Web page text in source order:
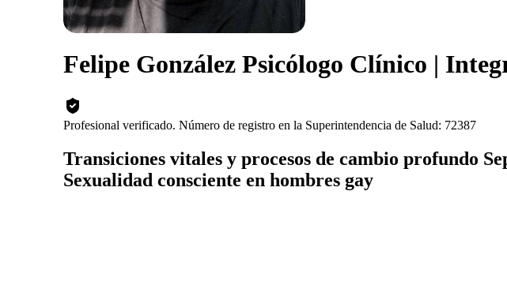
Felipe González Psicólogo Clínico |
Profesional verificado. Número de registro en la Superintendencia de Salud: 72387
Transiciones vitales y procesos de cambio profundo
Sexualidad consciente en hombres gay